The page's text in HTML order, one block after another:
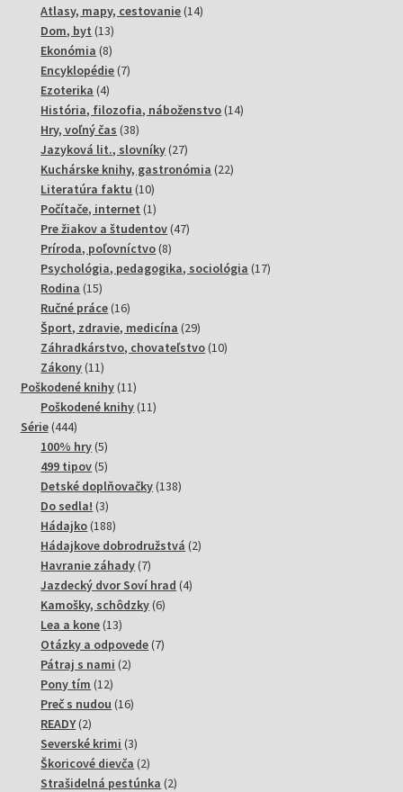
produktov
Atlasy, mapy, cestovanie 1414
Dom, byt 1313
produktov
Ekonómia 88
produktov
Encyklopédie 77
Ezoterika 44
produkty
História, filozofia, náboženstvo 1414
Hry, voľný čas 3838
produktov
Jazyková lit., slovníky 2727
produktov
Kuchárske knihy, gastronómia 2222
Literatúra faktu 1010
produktov
Počítače, internet 11
produkt
Pre žiakov a študentov 4747
Príroda, poľovníctvo 88
produktov
Psychológia, pedagogika, sociológia 1717
Rodina 1515
produktov
Ručné práce 1616
produktov
Šport, zdravie, medicína 2929
produktov
Záhradkárstvo, chovateľstvo 1010
Zákony 1111
produktov
Poškodené knihy 1111
produktov
Poškodené knihy 1111
Série 444444
produktov
100% hry 55
produktov
499 tipov 55
produktov
Detské doplňovačky 138138
Do sedla! 33
produkty
Hádajko 188188
produktov
Hádajkove dobrodružstvá 22
Havranie záhady 77
produktov
Jazdecký dvor Soví hrad 44
Kamošky, schôdzky 66
Lea a kone 1313
produktov
Otázky a odpovede 77
Pátraj s nami 22
Pony tím 1212
produktov
Preč s nudou 1616
READY 22
produkty
Severské krimi 33
produkty
Škoricové dievča 22
produkty
Strašidelná pestúnka 22